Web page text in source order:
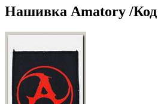
Нашивка Amatory /Код